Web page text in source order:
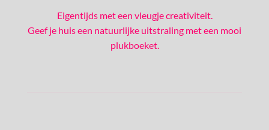
Eigentijds met een vleugje creativiteit.
Geef je huis een natuurlijke uitstraling met een mooi
plukboeket.